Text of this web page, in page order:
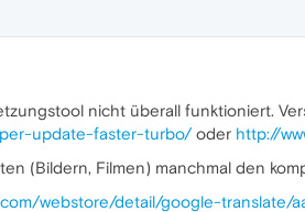
nicht überall funktioniert.
update-faster-turbo/oder http://
(Bildern, Filmen) manchmal den
webstore/detail/google-translate/